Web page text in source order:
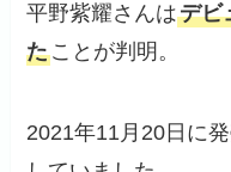
平野紫耀さんはデビ
たことが判明。
2021年11月20日に